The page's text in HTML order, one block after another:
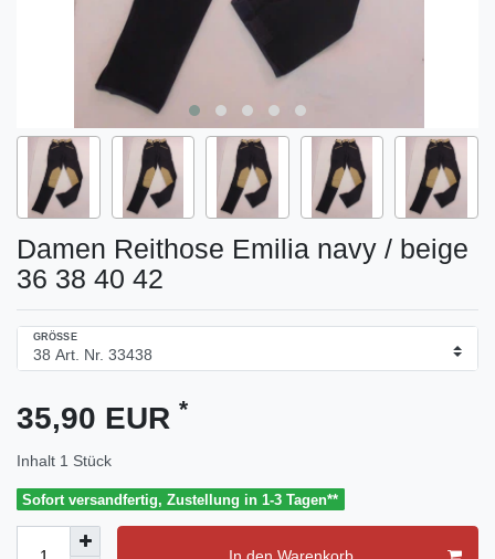
Damen Reithose Emilia navy / beige
36 38 40 42
GRÖSSE
35,90 EUR *
Inhalt 1 Stück
Sofort versandfertig, Zustellung in 1-3 Tagen**